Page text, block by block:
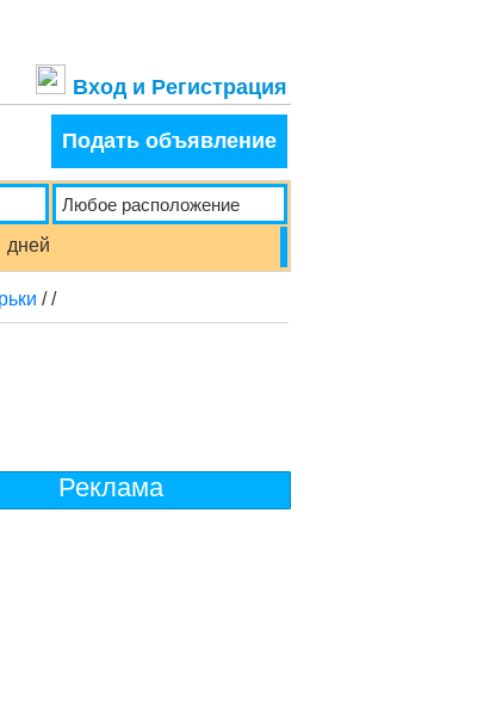
Вход и Регистрация
Подать объявление
дней
//
Реклама